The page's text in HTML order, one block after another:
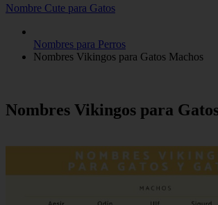
Nombre Cute para Gatos
Nombres para Perros
Nombres Vikingos para Gatos Machos
Nombres Vikingos para